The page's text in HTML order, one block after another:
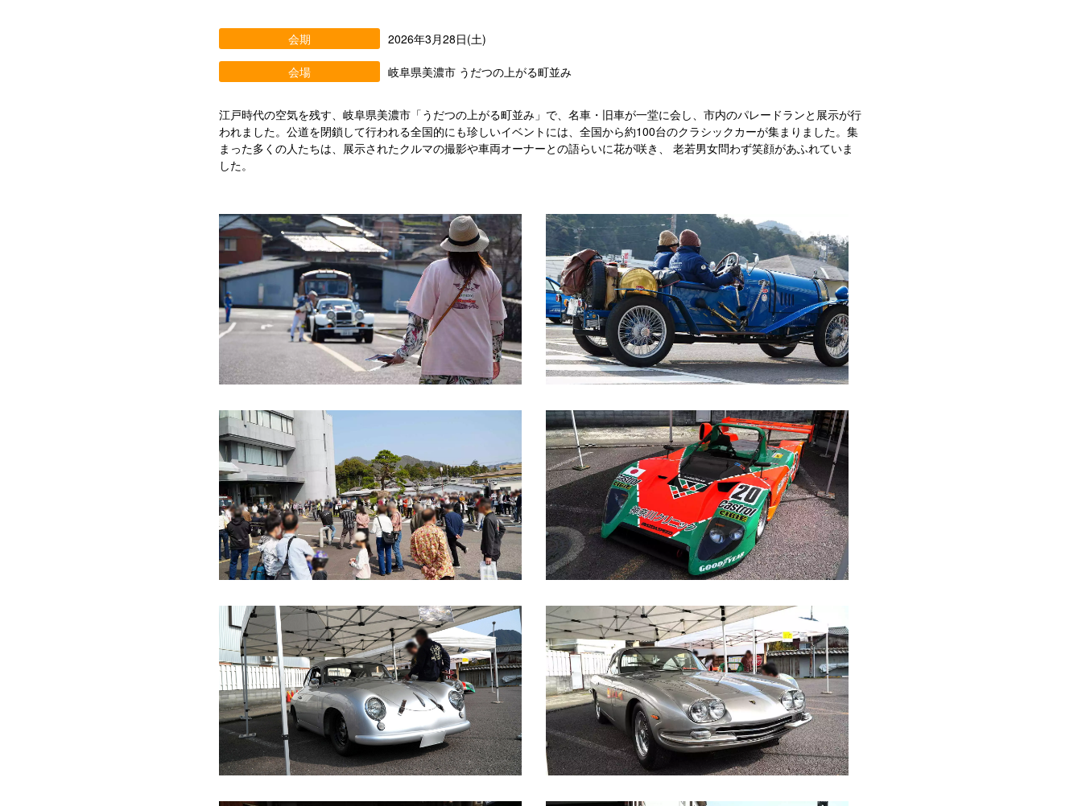
会期 2026年3月28日(土)
会場 岐阜県美濃市 うだつの上がる町並み
江戸時代の空気を残す、岐阜県美濃市「うだつの上がる町並み」で、名車・旧車が一堂に会し、市内のパレードランと展示が行
われました。公道を閉鎖して行われる全国的にも珍しいイベントには、全国から約100台のクラシックカーが集まりました。集
まった多くの人たちは、展示されたクルマの撮影や車両オーナーとの語らいに花が咲き、 老若男女問わず笑顔があふれていま
した。